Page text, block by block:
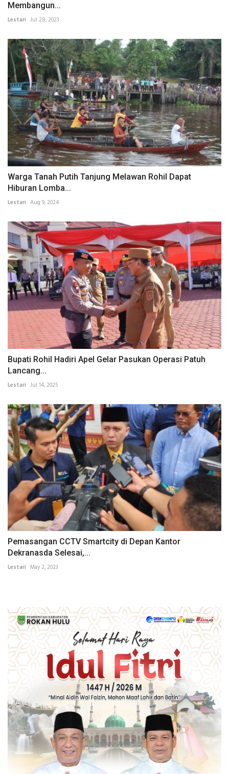
Membangun...
Lestari Jul 28, 2023
Warga Tanah Putih Tanjung Melawan Rohil Dapat
Hiburan Lomba...
Lestari Aug 9, 2024
Bupati Rohil Hadiri Apel Gelar Pasukan Operasi Patuh
Lancang...
Lestari Jul 14, 2025
Pemasangan CCTV Smartcity di Depan Kantor
Dekranasda Selesai,...
Lestari May 2, 2023